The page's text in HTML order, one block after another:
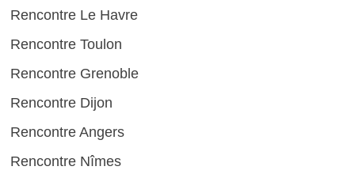
Rencontre Le Havre
Rencontre Toulon
Rencontre Grenoble
Rencontre Dijon
Rencontre Angers
Rencontre Nîmes